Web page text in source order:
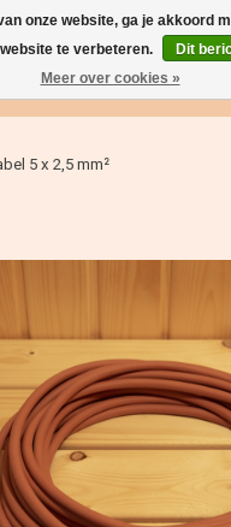
5 x 2,5 mm²
onze website, ga je akkoord
te verbeteren.
Dit
Meer over cookies »